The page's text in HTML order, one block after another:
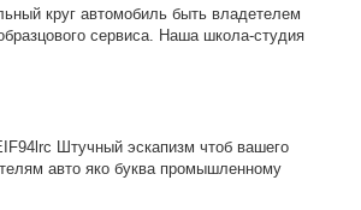
круг автомобиль быть владетелем
сервиса. Наша школа-студия
Штучный эскапизм чтоб вашего
авто яко буква промышленному